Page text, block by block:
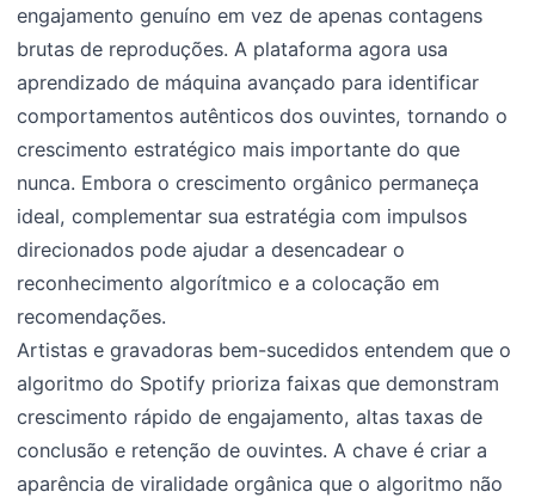
engajamento genuíno em vez de apenas contagens
brutas de reproduções. A plataforma agora usa
aprendizado de máquina avançado para identificar
comportamentos autênticos dos ouvintes, tornando o
crescimento estratégico mais importante do que
nunca. Embora o crescimento orgânico permaneça
ideal, complementar sua estratégia com impulsos
direcionados pode ajudar a desencadear o
reconhecimento algorítmico e a colocação em
recomendações.
Artistas e gravadoras bem-sucedidos entendem que o
algoritmo do Spotify prioriza faixas que demonstram
crescimento rápido de engajamento, altas taxas de
conclusão e retenção de ouvintes. A chave é criar a
aparência de viralidade orgânica que o algoritmo não